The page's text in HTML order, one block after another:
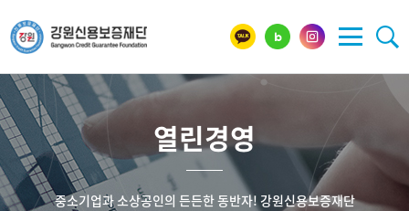
열린경영
중소기업과 소상공인의 든든한 동반자! 강원신용보증재단